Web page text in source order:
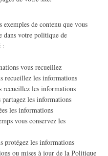
exemples de contenu que vous
dans votre politique de
:
vous recueillez
recueillez les informations
recueillez les informations
les informations
les informations
vous conservez les
protégez les informations
ou mises à jour de la Politique